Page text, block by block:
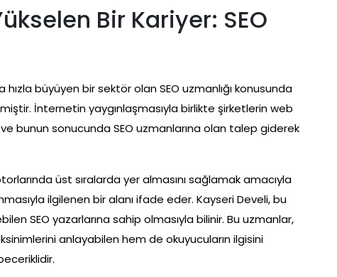
Bir Kariyer: SEO
büyüyen bir sektör olan SEO uzmanlığı konusunda
İnternetin yaygınlaşmasıyla birlikte şirketlerin web
bunun sonucunda SEO uzmanlarına olan talep giderek
üst sıralarda yer almasını sağlamak amacıyla
ilgilenen bir alanı ifade eder. Kayseri Develi, bu
SEO yazarlarına sahip olmasıyla bilinir. Bu uzmanlar,
anlayabilen hem de okuyucuların ilgisini